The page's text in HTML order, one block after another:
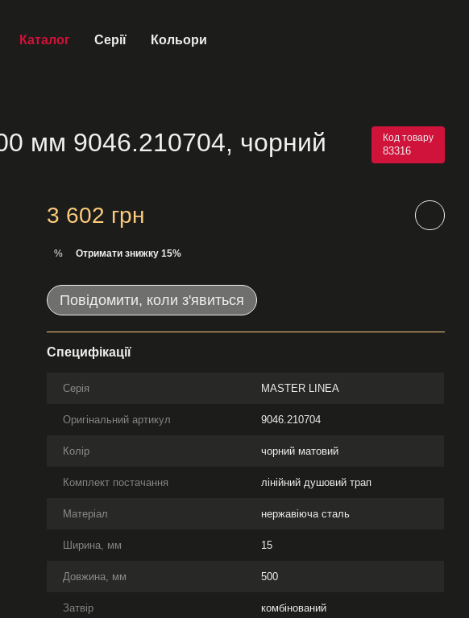
Каталог Серії Кольори
мм 9046.210704, чорний Код товару
83316
3 602 грн
% Отримати знижку 15%
Повідомити, коли з'явиться
Специфікації
Серія MASTER LINEA
Оригінальний артикул 9046.210704
Колір чорний матовий
Комплект постачання лінійний душовий трап
Матеріал нержавіюча сталь
Ширина, мм 15
Довжина, мм 500
Затвір комбінований